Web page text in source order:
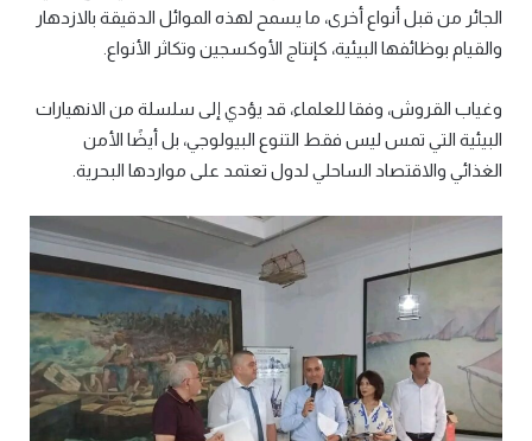
الجائر من قبل أنواع أخرى، ما يسمح لهذه الموائل الدقيقة بالازدهار
والقيام بوظائفها البيئية، كإنتاج الأوكسجين وتكاثر الأنواع.
وغياب القروش، وفقا للعلماء، قد يؤدي إلى سلسلة من الانهيارات
البيئية التي تمس ليس فقط التنوع البيولوجي، بل أيضًا الأمن
الغذائي والاقتصاد الساحلي لدول تعتمد على مواردها البحرية.